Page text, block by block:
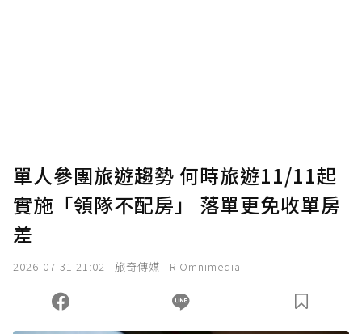
確認送出
您當前剩餘 U 利點數：0點；前往 購買點數
單人參團旅遊趨勢 何時旅遊11/11起
實施「領隊不配房」 落單更免收單房
差
2026-07-31 21:02 旅奇傳媒 TR Omnimedia